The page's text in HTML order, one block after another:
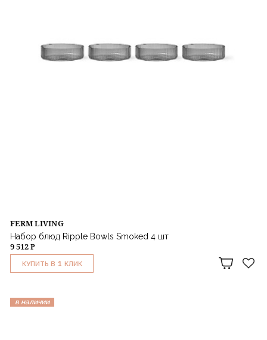
FERM LIVING
Набор блюд Ripple Bowls Smoked 4 шт
9 512 ₽
КУПИТЬ В 1 КЛИК
в наличии